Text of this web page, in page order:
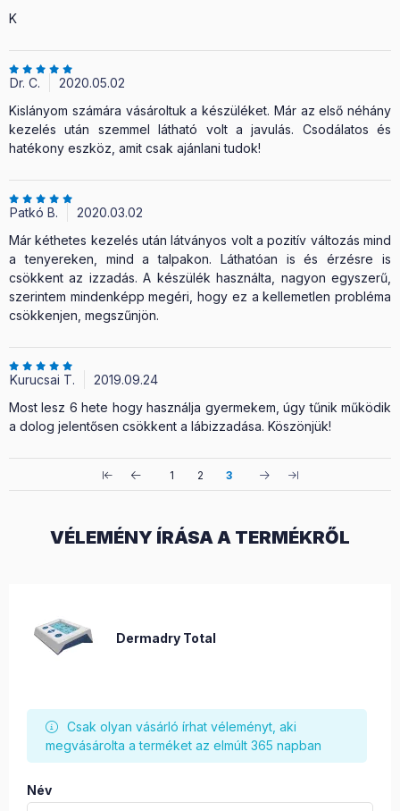
K
Dr. C.
2020.05.02
Kislányom számára vásároltuk a készüléket. Már az első néhány
kezelés után szemmel látható volt a javulás. Csodálatos és
hatékony eszköz, amit csak ajánlani tudok!
Patkó B.
2020.03.02
Már kéthetes kezelés után látványos volt a pozitív változás mind
a tenyereken, mind a talpakon. Láthatóan is és érzésre is
csökkent az izzadás. A készülék használta, nagyon egyszerű,
szerintem mindenképp megéri, hogy ez a kellemetlen probléma
csökkenjen, megszűnjön.
Kurucsai T.
2019.09.24
Most lesz 6 hete hogy használja gyermekem, úgy tűnik működik
a dolog jelentősen csökkent a lábizzadása. Köszönjük!
1 2 3
VÉLEMÉNY ÍRÁSA A TERMÉKRŐL
Dermadry Total
Csak olyan vásárló írhat véleményt, aki
megvásárolta a terméket az elmúlt 365 napban
Név